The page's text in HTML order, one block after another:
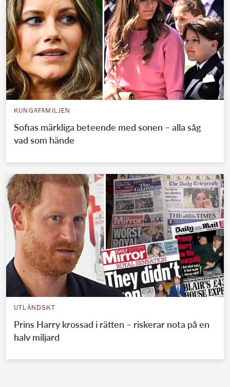
KUNGAFAMILJEN
Sofias märkliga beteende med sonen – alla såg
vad som hände
UTLÄNDSKT
Prins Harry krossad i rätten – riskerar nota på en
halv miljard